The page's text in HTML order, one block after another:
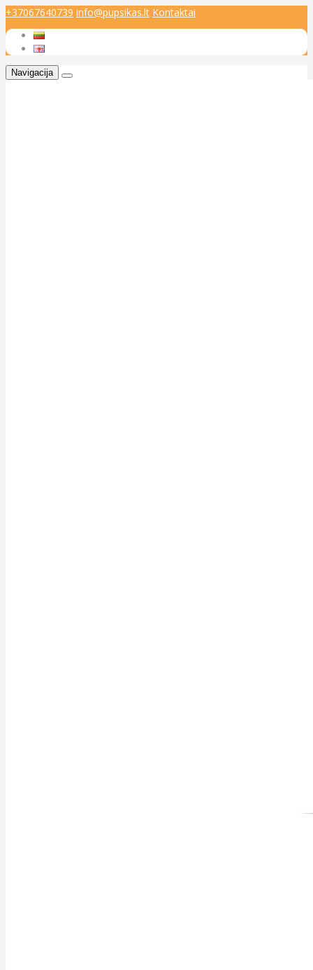
+37067640739 info@pupsikas.lt Kontaktai
Navigacija